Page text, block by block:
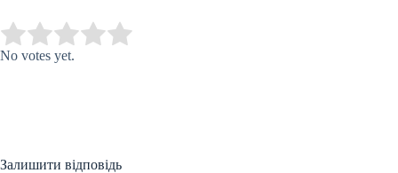
Rate this item:
No votes yet.
Залишити відповідь